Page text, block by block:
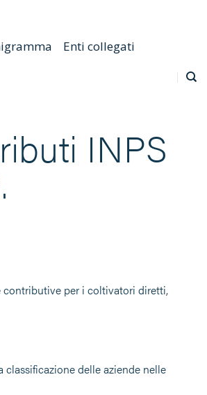
Enti collegati
INPS
contributive per i coltivatori diretti,
delle aziende nelle